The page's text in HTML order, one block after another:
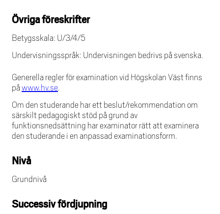
Övriga föreskrifter
Betygsskala: U/3/4/5
Undervisningsspråk: Undervisningen bedrivs på svenska.
Generella regler för examination vid Högskolan Väst finns
på www.hv.se.
Om den studerande har ett beslut/rekommendation om
särskilt pedagogiskt stöd på grund av
funktionsnedsättning har examinator rätt att examinera
den studerande i en anpassad examinationsform.
Nivå
Grundnivå
Successiv fördjupning